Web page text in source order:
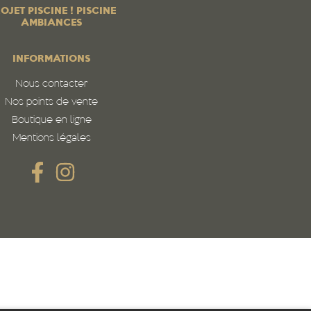
PISCINE ! PISCINE
AMBIANCES
INFORMATIONS
Nous contacter
Nos points de vente
Boutique en ligne
Mentions légales